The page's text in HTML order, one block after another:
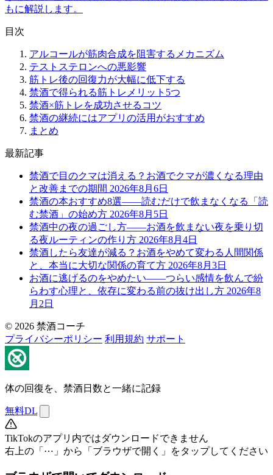
もに解説します。
目次
アルコールが筋肉合成を阻害するメカニズム
テストステロンへの悪影響
筋トレ後の回復力が大幅に低下する
禁酒で得られる筋トレメリット5つ
禁酒×筋トレを成功させるコツ
禁酒の継続にはアプリの活用がおすすめ
まとめ
最新記事
禁酒で目のクマは消える？お酒でクマが濃くなる理由
と改善までの期間 2026年8月6日
禁酒の本おすすめ8選——読むだけで飲まなくなる「読
む禁酒」の始め方 2026年8月5日
禁酒中の夜の過ごし方——お酒を飲まない夜を乗り切
る夜ルーティンの作り方 2026年8月4日
禁酒したら友達が減る？お酒をやめて変わる人間関係
と、本当に大切な関係の育て方 2026年8月3日
お酒に逃げるのをやめたい——つらい感情を飲んで紛
らわす心理と、依存に変わる前の抜け出し方 2026年8
月2日
© 2026 禁酒コーチ
プライバシーポリシー 利用規約 サポート
体の回復を、禁酒日数と一緒に記録
無料DL
TikTokのアプリ内ではダウンロードできません
右上の「⋯」から「ブラウザで開く」をタップしてください